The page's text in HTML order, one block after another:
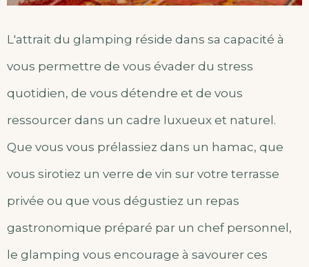
L'attrait du glamping réside dans sa capacité à
vous permettre de vous évader du stress
quotidien, de vous détendre et de vous
ressourcer dans un cadre luxueux et naturel.
Que vous vous prélassiez dans un hamac, que
vous sirotiez un verre de vin sur votre terrasse
privée ou que vous dégustiez un repas
gastronomique préparé par un chef personnel,
le glamping vous encourage à savourer ces